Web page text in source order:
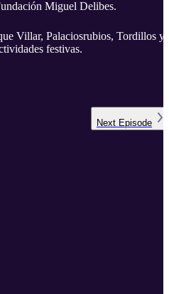
Miguel Delibes.
Villar, Palaciosrubios, Tordillos y
festivas.
Next Episode